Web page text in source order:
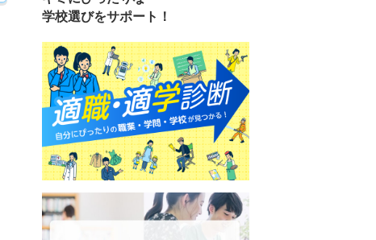
学校選びをサポート！